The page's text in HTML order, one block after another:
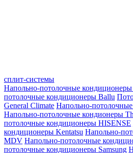
сплит-системы
Напольно-потолочные кондиционеры
потолочные кондиционеры Ballu
General Climate Напольно-
Напольно-потолочные кондионеры
потолочные кондиционеры HISENSE
кондиционеры Kentatsu Напольно-
MDV Напольно-потолочные
потолочные кондиционеры Samsung